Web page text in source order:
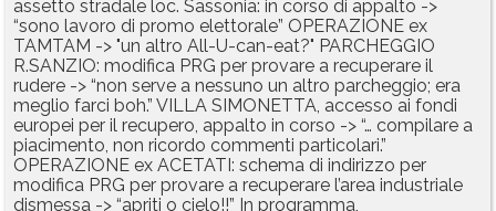
assetto stradale loc. Sassonia: in corso di appalto ->
“sono lavoro di promo elettorale” OPERAZIONE ex
TAMTAM -> "un altro All-U-can-eat?" PARCHEGGIO
R.SANZIO: modifica PRG per provare a recuperare il
rudere -> “non serve a nessuno un altro parcheggio; era
meglio farci boh.” VILLA SIMONETTA, accesso ai fondi
europei per il recupero, appalto in corso -> “… compilare a
piacimento, non ricordo commenti particolari.”
OPERAZIONE ex ACETATI: schema di indirizzo per
modifica PRG per provare a recuperare l’area industriale
dismessa -> “apriti o cielo!!” In programma,